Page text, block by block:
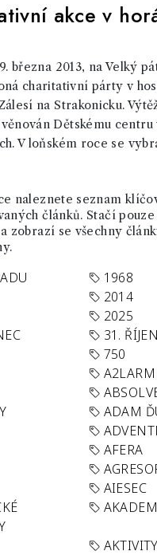
akce v
března 2013, na Velký
charitativní párty v
na Strakonicku.
Dětskému centru
V loňském roce se
naleznete seznam
článků. Stačí
zobrazí se všechny
1968
2014
2025
31. ŘÍJEN
750
A2LARM
ADAM
AFERA
AIESEC
AKTIVITY